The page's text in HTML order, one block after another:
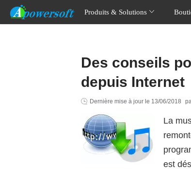
Produits & Solutions
Des conseils
depuis Internet
Dernière mise à jour le 13/06/2018
La
est